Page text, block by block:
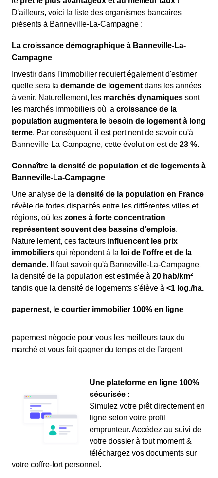
D'ailleurs, voici la liste des organismes bancaires
présents à Banneville-La-Campagne :
La croissance démographique à Banneville-La-
Campagne
Investir dans l'immobilier requiert également d'estimer
quelle sera la demande de logement dans les années
à venir. Naturellement, les marchés dynamiques sont
les marchés immobiliers où la croissance de la
population augmentera le besoin de logement à long
terme. Par conséquent, il est pertinent de savoir qu'à
Banneville-La-Campagne, cette évolution est de 23 %.
Connaître la densité de population et de logements à
Banneville-La-Campagne
Une analyse de la densité de la population en France
révèle de fortes disparités entre les différentes villes et
régions, où les zones à forte concentration
représentent souvent des bassins d'emplois.
Naturellement, ces facteurs influencent les prix
immobiliers qui répondent à la loi de l'offre et de la
demande. Il faut savoir qu'à Banneville-La-Campagne,
la densité de la population est estimée à 20 hab/km²
tandis que la densité de logements s'élève à <1 log./ha.
papernest, le courtier immobilier 100% en ligne
papernest négocie pour vous les meilleurs taux du
marché et vous fait gagner du temps et de l'argent
Une plateforme en ligne 100%
sécurisée :
Simulez votre prêt directement en
ligne selon votre profil
emprunteur. Accédez au suivi de
votre dossier à tout moment &
téléchargez vos documents sur
votre coffre-fort personnel.